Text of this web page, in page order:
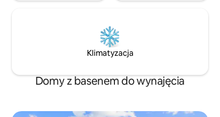
Klimatyzacja
Domy z basenem do wynajęcia